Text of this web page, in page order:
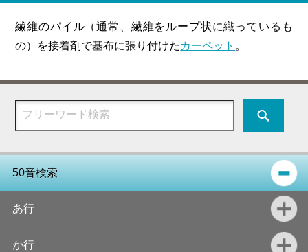
繊維のパイル（通常、繊維をループ状に織っているも
の）を接着剤で基布に張り付けた カーペット 。
50音検索
あ行
か行